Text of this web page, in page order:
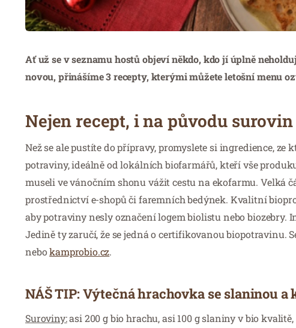
Ať už se v seznamu hostů objeví někdo, kdo jí úplně
novou, přinášíme 3 recepty, kterými můžete letošní menu
Nejen recept, i na původu
Než se ale pustíte do přípravy, promyslete si ingredience,
potraviny, ideálně od lokálních biofarmářů, kteří vše
museli ve vánočním shonu vážit cestu na ekofarmu. Velká
prostřednictví e-shopů či faremních bedýnek. Kvalitní
aby potraviny nesly označení logem biolistu nebo
Jedině ty zaručí, že se jedná o certifikovanou
nebokamprobio.cz.
NÁŠ TIP: Výtečná hrachovka se slaninou a
Suroviny:asi 200 g bio hrachu, asi 100 g slaniny v bio